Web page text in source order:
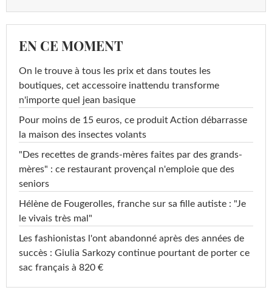
EN CE MOMENT
On le trouve à tous les prix et dans toutes les
boutiques, cet accessoire inattendu transforme
n'importe quel jean basique
Pour moins de 15 euros, ce produit Action débarrasse
la maison des insectes volants
"Des recettes de grands-mères faites par des grands-
mères" : ce restaurant provençal n'emploie que des
seniors
Hélène de Fougerolles, franche sur sa fille autiste : "Je
le vivais très mal"
Les fashionistas l'ont abandonné après des années de
succès : Giulia Sarkozy continue pourtant de porter ce
sac français à 820 €